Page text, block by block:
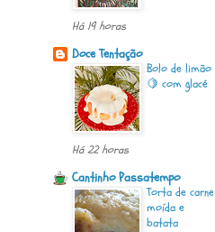
Há 19 horas
Doce Tentação
Bolo de limão
🍋 com glacé
Há 22 horas
Cantinho Passatempo
Torta de carne
moída e
batata